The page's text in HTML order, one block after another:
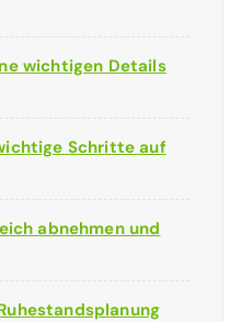
wichtigen Details
Schritte auf
abnehmen und